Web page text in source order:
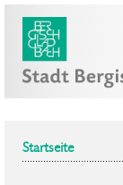
Startseite